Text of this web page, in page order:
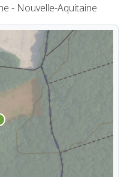
- Nouvelle-Aquitaine